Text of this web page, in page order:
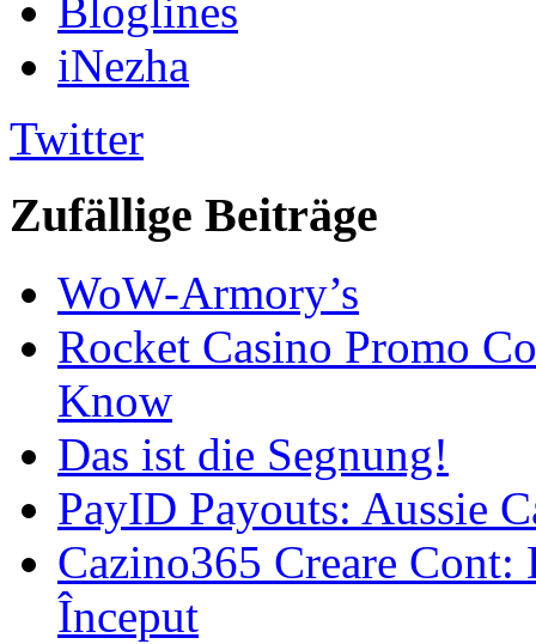
Bloglines
iNezha
Twitter
Zufällige Beiträge
WoW-Armory’s
Rocket Casino Promo
Know
Das ist die Segnung!
PayID Payouts: Aussie
Cazino365 Creare Cont:
Început